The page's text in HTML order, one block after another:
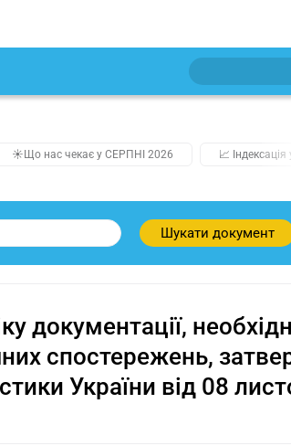
☀️Що нас чекає у СЕРПНІ 2026 📈
Шукати документ
документації,
спостережень,
України від 08